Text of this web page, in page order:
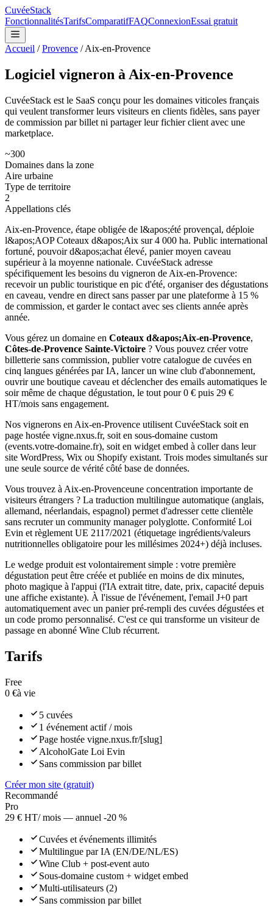
CuvéeStack
FonctionnalitésTarifsComparatifFAQConnexionEssai gratuit
Accueil /Provence /Aix-en-Provence
Logiciel vigneron à Aix-en-Provence
CuvéeStack est le SaaS conçu pour les domaines viticoles français
qui veulent transformer leurs visiteurs en clients fidèles, sans payer
de commission par billet ni partager leur fichier client avec une
marketplace.
~300
Domaines dans la zone
Aire urbaine
Type de territoire
2
Appellations clés
Aix-en-Provence, étape obligée de l&apos;été provençal, déploie
l&apos;AOP Coteaux d&apos;Aix sur 4 000 ha. Public international
fortuné, pouvoir d&apos;achat élevé, panier moyen caveau
supérieur à la moyenne nationale. CuvéeStack adresse
spécifiquement les besoins du vigneron de Aix-en-Provence:
recevoir un public touristique en pic d'été, organiser des dégustations
en caveau, vendre en direct sans passer par une plateforme à 15 %
de commission, et garder le contact avec ses clients année après
année.
Vous gérez un domaine en Coteaux d&apos;Aix-en-Provence,
Côtes-de-Provence Sainte-Victoire ? Vous pouvez créer votre
billetterie sans commission, publier votre catalogue de cuvées en
cinq langues générées par IA, lancer un wine club d'abonnement,
ouvrir une boutique caveau et déclencher des emails automatiques le
soir même de chaque dégustation, le tout pour 0 € puis 29 €
HT/mois sans engagement.
Nos vignerons en Aix-en-Provence utilisent CuvéeStack soit en
page hostée vigne.nxus.fr, soit en sous-domaine custom
(events.votre-domaine.fr), soit en widget embed à coller dans leur
site WordPress, Wix ou Shopify existant. Trois modes simultanés sur
une seule source de vérité côté base de données.
Vous trouvez à Aix-en-Provenceune concentration importante de
visiteurs étrangers ? La traduction multilingue automatique (anglais,
allemand, néerlandais, espagnol) permet d'adresser cette clientèle
sans recruter un community manager polyglotte. Conformité Loi
Evin et règlement UE 2117/2021 (étiquetage ingrédients/valeurs
nutritionnelles obligatoire pour les millésimes 2024+) déjà incluses.
Le wedge produit est volontairement simple : votre première
dégustation peut être créée et publiée en moins de dix minutes,
photo magique à l'appui (l'IA extrait titre, date, prix, capacité depuis
une affiche existante). À l'issue de l'événement, l'email J+0 part
automatiquement avec un panier pré-rempli des cuvées dégustées et
un code promo personnalisé. C'est ce qui transforme un visiteur de
passage en abonné Wine Club récurrent.
Tarifs
Free
0 €à vie
5 cuvées
1 événement actif / mois
Page hostée vigne.nxus.fr/[slug]
AlcoholGate Loi Evin
Sans commission par billet
Créer mon site (gratuit)
Recommandé
Pro
29 € HT/ mois — annuel -20 %
Cuvées et événements illimités
Multilingue par IA (EN/DE/NL/ES)
Wine Club + post-event auto
Sous-domaine custom + widget embed
Multi-utilisateurs (2)
Sans commission par billet